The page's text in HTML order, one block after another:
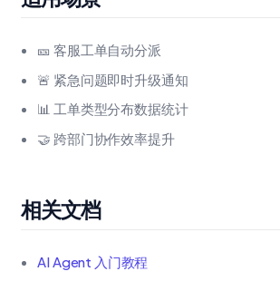
🎫 客服工单自动分派
🚨 紧急问题即时升级通知
📊 工单类型分布数据统计
🤝 跨部门协作效率提升
相关文档
AI Agent 入门教程